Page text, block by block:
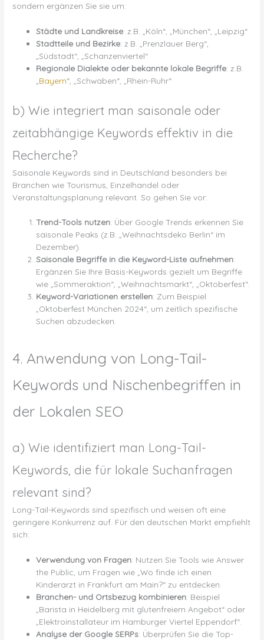
sondern ergänzen Sie sie um:
Städte und Landkreise: z.B. „Köln“, „München“, „Leipzig“
Stadtteile und Bezirke: z.B. „Prenzlauer Berg“,
„Südstadt“, „Schanzenviertel“
Regionale Dialekte oder bekannte lokale Begriffe: z.B.
Bayern“, „Schwaben“, „Rhein-Ruhr“
b) Wie integriert man saisonale oder
zeitabhängige Keywords effektiv in die
Recherche?
Saisonale Keywords sind in Deutschland besonders bei
Branchen wie Tourismus, Einzelhandel oder
Veranstaltungsplanung relevant. So gehen Sie vor:
Trend-Tools nutzen: Über Google Trends erkennen Sie
saisonale Peaks (z.B. „Weihnachtsdeko Berlin“ im
Dezember).
Saisonale Begriffe in die Keyword-Liste aufnehmen:
Ergänzen Sie Ihre Basis-Keywords gezielt um Begriffe
wie „Sommeraktion“, „Weihnachtsmarkt“, „Oktoberfest“.
Keyword-Variationen erstellen: Zum Beispiel
„Oktoberfest München 2024“, um zeitlich spezifische
Suchen abzudecken.
4. Anwendung von Long-Tail-
Keywords und Nischenbegriffen in
der Lokalen SEO
a) Wie identifiziert man Long-Tail-
Keywords, die für lokale Suchanfragen
relevant sind?
Long-Tail-Keywords sind spezifisch und weisen oft eine
geringere Konkurrenz auf. Für den deutschen Markt empfiehlt
sich:
Verwendung von Fragen: Nutzen Sie Tools wie Answer
the Public, um Fragen wie „Wo finde ich einen
Kinderarzt in Frankfurt am Main?“ zu entdecken.
Branchen- und Ortsbezug kombinieren: Beispiel
„Barista in Heidelberg mit glutenfreiem Angebot“ oder
„Elektroinstallateur im Hamburger Viertel Eppendorf“.
Analyse der Google SERPs: Überprüfen Sie die Top-